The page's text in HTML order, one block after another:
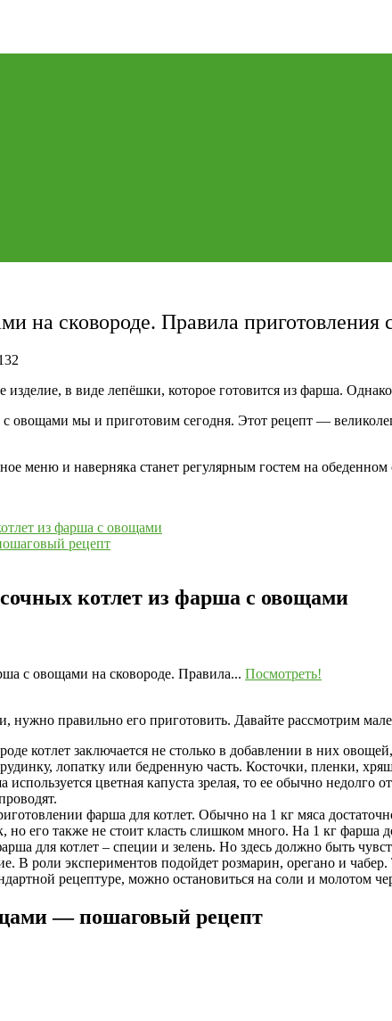
на сковороде. Правила приготовления
изделие, в виде лепёшки, которое готовится из фарша.
с овощами мы и приготовим сегодня. Этот рецепт —
меню и наверняка станет регулярным гостем на обеденном
из фарша с овощами
рецепт
котлет из фарша с овощами
с овощами на сковороде. Правила... Посмотреть!
нужно правильно его приготовить. Давайте рассмотрим
котлет заключается не столько в добавлении в них
лопатку или бедренную часть. Косточки, пленки,
используется цветная капуста зрелая, то ее обычно
фарша для котлет. Обычно на 1 кг мяса
но его также не стоит класть слишком много. На 1 кг фарша
для котлет – специи и зелень. Но здесь должно быть
В роли экспериментов подойдет розмарин, орегано и
рецептуре, можно остановиться на соли и молотом
— пошаговый рецепт